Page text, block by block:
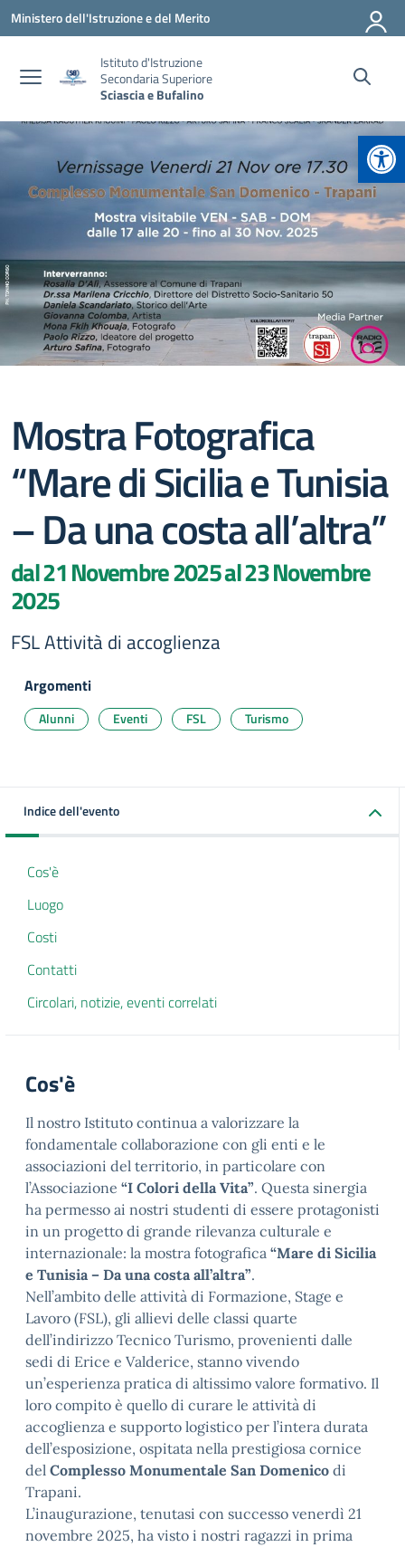
Vai ai contenuti
Vai al menu di navigazione
Vai al footer
Ministero dell'Istruzione e del Merito
Istituto d'Istruzione
Secondaria Superiore
Sciascia e Bufalino
Mostra Fotografica
“Mare di Sicilia e Tunisia
– Da una costa all’altra”
dal 21 Novembre 2025 al 23 Novembre
2025
FSL Attività di accoglienza
Argomenti
Alunni Eventi FSL Turismo
Indice dell'evento
Cos'è
Luogo
Costi
Contatti
Circolari, notizie, eventi correlati
Cos'è
Il nostro Istituto continua a valorizzare la
fondamentale collaborazione con gli enti e le
associazioni del territorio, in particolare con
l’Associazione “I Colori della Vita”. Questa sinergia
ha permesso ai nostri studenti di essere protagonisti
in un progetto di grande rilevanza culturale e
internazionale: la mostra fotografica “Mare di Sicilia
e Tunisia – Da una costa all’altra”.
Nell’ambito delle attività di Formazione, Stage e
Lavoro (FSL), gli allievi delle classi quarte
dell’indirizzo Tecnico Turismo, provenienti dalle
sedi di Erice e Valderice, stanno vivendo
un’esperienza pratica di altissimo valore formativo. Il
loro compito è quello di curare le attività di
accoglienza e supporto logistico per l’intera durata
dell’esposizione, ospitata nella prestigiosa cornice
del Complesso Monumentale San Domenico di
Trapani.
L’inaugurazione, tenutasi con successo venerdì 21
novembre 2025, ha visto i nostri ragazzi in prima